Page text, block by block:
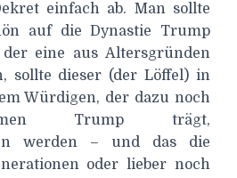
einfach ab. Man sollte
auf die Dynastie Trump
eine aus Altersgründen
sollte dieser (der Löffel) in
Würdigen, der dazu noch
Trump trägt,
werden – und das die
oder lieber noch